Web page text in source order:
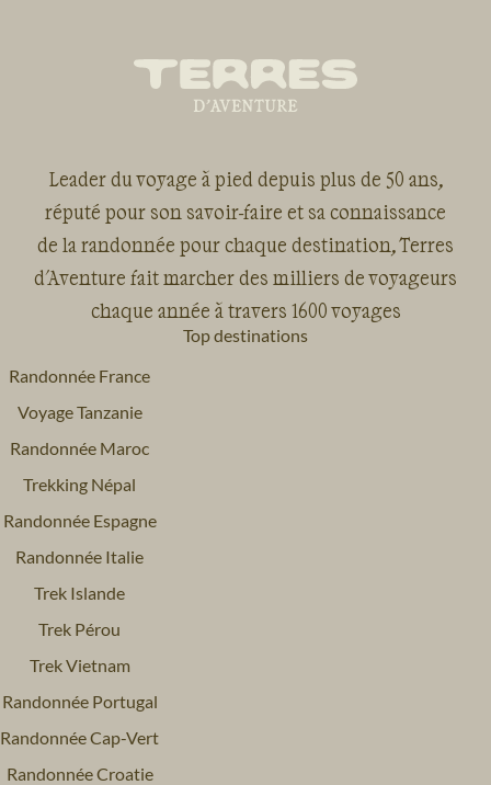
Tout y était. Mehdi est un
qualité que nous n’oublierons
Leader du voyage à pied depuis plus de 50 ans,
réputé pour son savoir-faire et sa connaissance
de la randonnée pour chaque destination, Terres
d'Aventure fait marcher des milliers de voyageurs
chaque année à travers 1600 voyages
Top destinations
Randonnée France
Voyage Tanzanie
Randonnée Maroc
Trekking Népal
Randonnée Espagne
Randonnée Italie
Trek Islande
Trek Pérou
Trek Vietnam
Randonnée Portugal
Randonnée Cap-Vert
Randonnée Croatie